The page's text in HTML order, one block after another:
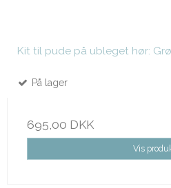
Kit til pude på ubleget hør:
På lager
695,00 DKK
Vis